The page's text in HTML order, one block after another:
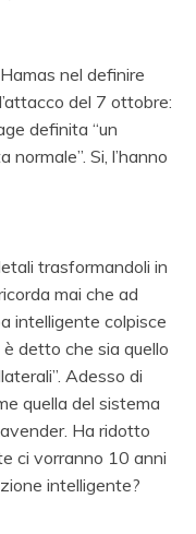
nel definire
del 7 ottobre:
definita “un
Si, l’hanno
trasformandoli in
mai che ad
intelligente colpisce
detto che sia quello
Adesso di
quella del sistema
Ha ridotto
ci vorranno 10 anni
intelligente?